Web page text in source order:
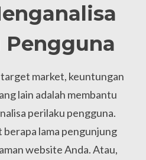
Pengguna
target market, keuntungan
lain adalah membantu
perilaku pengguna.
berapa lama pengunjung
website Anda. Atau,